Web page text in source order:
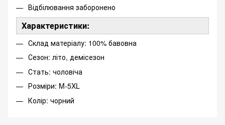
Відбілювання заборонено
Характеристики:
Склад матеріалу: 100% бавовна
Сезон: літо, демісезон
Стать: чоловіча
Розміри: M-5XL
Колір: чорний